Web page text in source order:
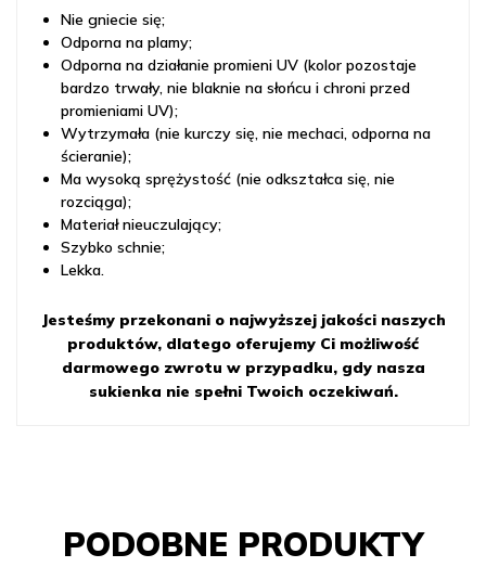
Nie gniecie się;
Odporna na plamy;
Odporna na działanie promieni UV (kolor pozostaje
bardzo trwały, nie blaknie na słońcu i chroni przed
promieniami UV);
Wytrzymała (nie kurczy się, nie mechaci, odporna na
ścieranie);
Ma wysoką sprężystość (nie odkształca się, nie
rozciąga);
Materiał nieuczulający;
Szybko schnie;
Lekka.
Jesteśmy przekonani o najwyższej jakości naszych
produktów, dlatego oferujemy Ci możliwość
darmowego zwrotu w przypadku, gdy nasza
sukienka nie spełni Twoich oczekiwań.
PODOBNE PRODUKTY